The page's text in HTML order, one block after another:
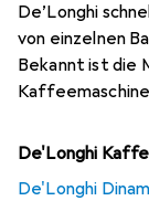
De’Longhi
von einzelnen
Bekannt ist die
De'Longhi
De'Longhi